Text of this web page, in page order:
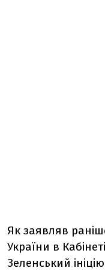
Як заявляв
України в
Зеленський